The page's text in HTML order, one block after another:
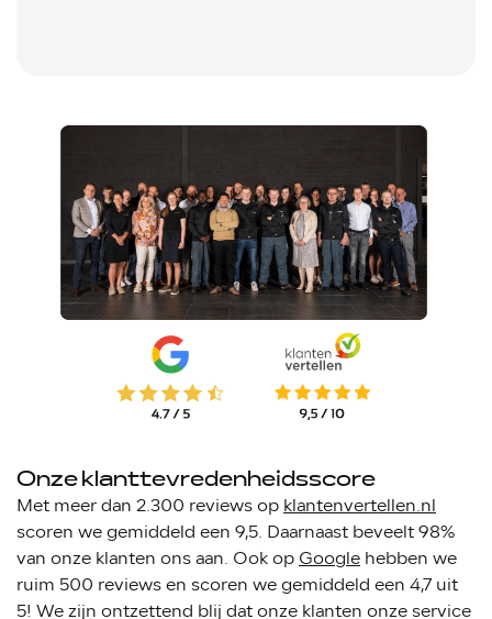
Onze klanttevredenheidsscore
Met meer dan 2.300 reviews op klantenvertellen.nl
scoren we gemiddeld een 9,5. Daarnaast beveelt 98%
van onze klanten ons aan. Ook op Google hebben we
ruim 500 reviews en scoren we gemiddeld een 4,7 uit
5! We zijn ontzettend blij dat onze klanten onze service